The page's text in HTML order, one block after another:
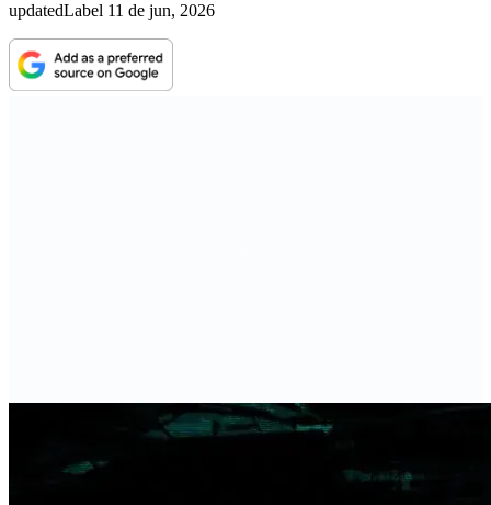
updatedLabel 11 de jun, 2026